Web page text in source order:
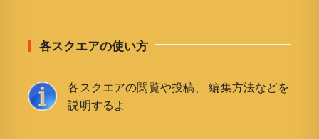
各スクエアの使い方
各スクエアの閲覧や投稿、 編集方法などを
説明するよ